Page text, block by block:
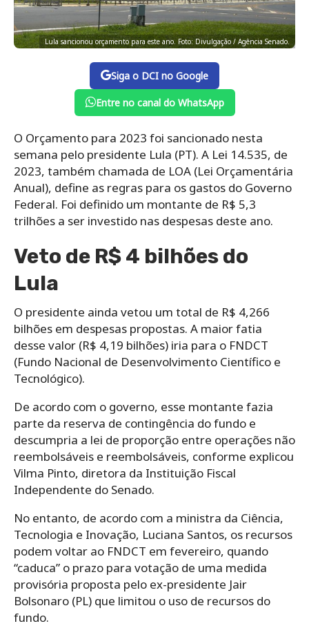
Lula sancionou orçamento para este ano. Foto: Divulgação / Agência Senado.
Siga o DCI no Google
Entre no canal do WhatsApp
O Orçamento para 2023 foi sancionado nesta
semana pelo presidente Lula (PT). A Lei 14.535, de
2023, também chamada de LOA (Lei Orçamentária
Anual), define as regras para os gastos do Governo
Federal. Foi definido um montante de R$ 5,3
trilhões a ser investido nas despesas deste ano.
Veto de R$ 4 bilhões do
Lula
O presidente ainda vetou um total de R$ 4,266
bilhões em despesas propostas. A maior fatia
desse valor (R$ 4,19 bilhões) iria para o FNDCT
(Fundo Nacional de Desenvolvimento Científico e
Tecnológico).
De acordo com o governo, esse montante fazia
parte da reserva de contingência do fundo e
descumpria a lei de proporção entre operações não
reembolsáveis e reembolsáveis, conforme explicou
Vilma Pinto, diretora da Instituição Fiscal
Independente do Senado.
No entanto, de acordo com a ministra da Ciência,
Tecnologia e Inovação, Luciana Santos, os recursos
podem voltar ao FNDCT em fevereiro, quando
“caduca” o prazo para votação de uma medida
provisória proposta pelo ex-presidente Jair
Bolsonaro (PL) que limitou o uso de recursos do
fundo.